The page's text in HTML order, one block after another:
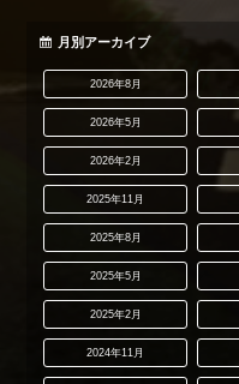
月別アーカイブ
2026年8月
2026年5月
2026年2月
2025年11月
2025年8月
2025年5月
2025年2月
2024年11月